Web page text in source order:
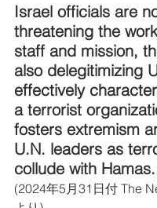
Israel officials are
threatening the
staff and mission,
also delegitimizing
effectively
a terrorist
fosters extremism
U.N. leaders as
collude with Hamas.
(2024年5月31日付 The